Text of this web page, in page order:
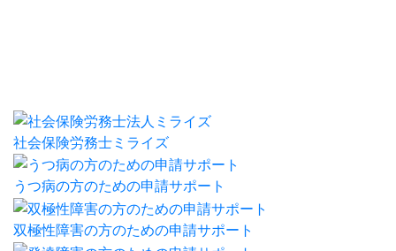
社会保険労務士ミライズ
うつ病の方のための申請サポート
双極性障害の方のための申請サポート